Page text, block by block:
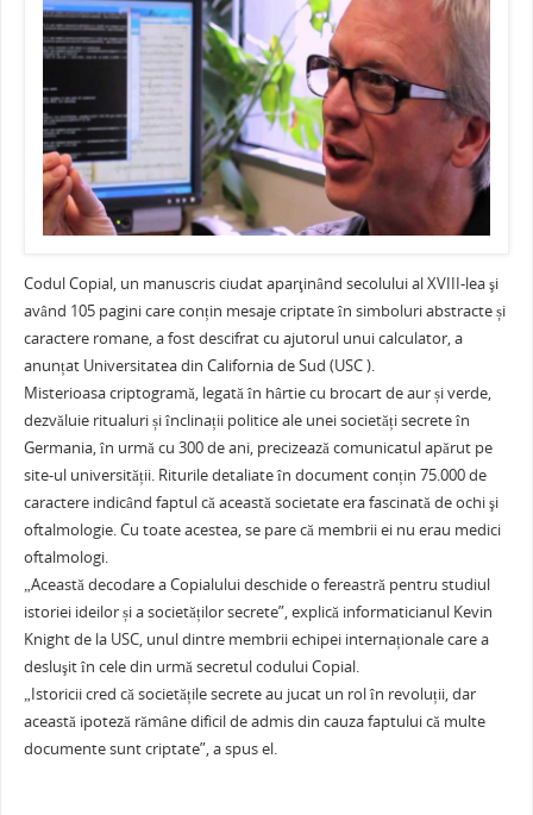
e
b
o
o
k
er l e
st
s
A
p
p
je
a
ză
Codul Copial, un manuscris ciudat aparţinând secolului al XVIII-lea şi
având 105 pagini care conțin mesaje criptate în simboluri abstracte și
caractere romane, a fost descifrat cu ajutorul unui calculator, a
anunțat Universitatea din California de Sud (USC ).
Misterioasa criptogramă, legată în hârtie cu brocart de aur și verde,
dezvăluie ritualuri și înclinații politice ale unei societăți secrete în
Germania, în urmă cu 300 de ani, precizează comunicatul apărut pe
site-ul universității. Riturile detaliate în document conțin 75.000 de
caractere indicând faptul că această societate era fascinată de ochi şi
oftalmologie. Cu toate acestea, se pare că membrii ei nu erau medici
oftalmologi.
„Această decodare a Copialului deschide o fereastră pentru studiul
istoriei ideilor și a societăților secrete”, explică informaticianul Kevin
Knight de la USC, unul dintre membrii echipei internaționale care a
desluşit în cele din urmă secretul codului Copial.
„Istoricii cred că societățile secrete au jucat un rol în revoluții, dar
această ipoteză rămâne dificil de admis din cauza faptului că multe
documente sunt criptate”, a spus el.